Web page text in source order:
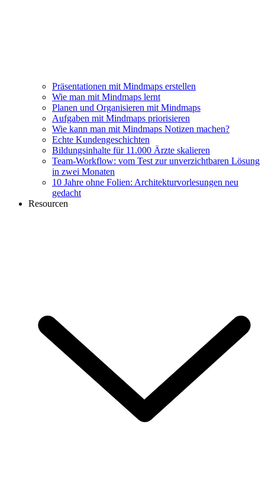
Präsentationen mit Mindmaps erstellen
Wie man mit Mindmaps lernt
Planen und Organisieren mit Mindmaps
Aufgaben mit Mindmaps priorisieren
Wie kann man mit Mindmaps Notizen machen?
Echte Kundengeschichten
Bildungsinhalte für 11.000 Ärzte skalieren
Team-Workflow: vom Test zur unverzichtbaren Lösung
in zwei Monaten
10 Jahre ohne Folien: Architekturvorlesungen neu
gedacht
Resourcen